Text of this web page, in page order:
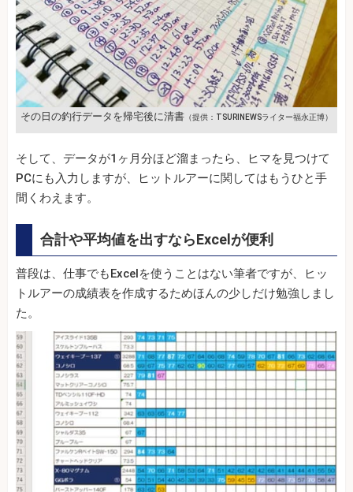
その日の釣行データを帰宅後に清書 （提供：TSURINEWSライター福永正博）
そして、データが1ヶ月分ほど溜まったら、ヒマを見つけて
PCにも入力しますが、ヒットルアーに関してはもうひと手
間くわえます。
合計や平均値を出すならExcelが便利
普段は、仕事でもExcelを使うことはない筆者ですが、ヒッ
トルアーの成績表を作成するためほんの少しだけ勉強しまし
た。